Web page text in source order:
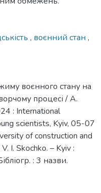
, воєнний стан ,
воєнного стану на
процесі / А.
: International
scientists, Kyiv, 05-07
of construction and
I. Skochko. – Kyiv :
: 3 назви.